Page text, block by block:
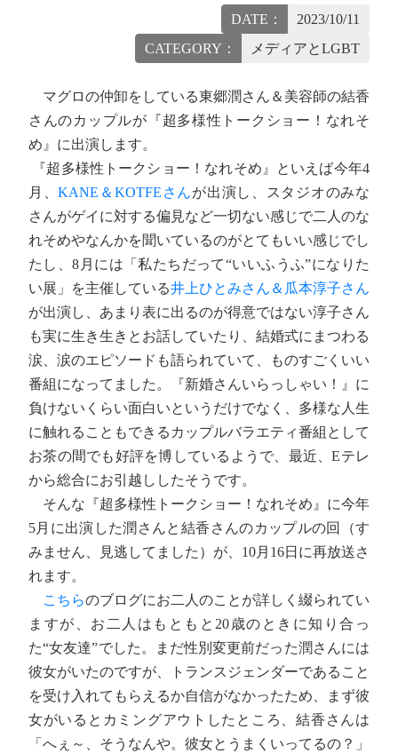
DATE：
2023/10/11
CATEGORY：
メディアとLGBT
マグロの仲卸をしている東郷潤さん＆美容師の結香
さんのカップルが『超多様性トークショー！なれそ
め』に出演します。
『超多様性トークショー！なれそめ』といえば今年4
月、KANE＆KOTFEさんが出演し、スタジオのみな
さんがゲイに対する偏見など一切ない感じで二人のな
れそめやなんかを聞いているのがとてもいい感じでし
たし、8月には「私たちだって“いいふうふ”になりた
い展」を主催している井上ひとみさん＆瓜本淳子さん
が出演し、あまり表に出るのが得意ではない淳子さん
も実に生き生きとお話していたり、結婚式にまつわる
涙、涙のエピソードも語られていて、ものすごくいい
番組になってました。『新婚さんいらっしゃい！』に
負けないくらい面白いというだけでなく、多様な人生
に触れることもできるカップルバラエティ番組として
お茶の間でも好評を博しているようで、最近、Eテレ
から総合にお引越ししたそうです。
そんな『超多様性トークショー！なれそめ』に今年
5月に出演した潤さんと結香さんのカップルの回（す
みません、見逃してました）が、10月16日に再放送さ
れます。
こちらのブログにお二人のことが詳しく綴られてい
ますが、お二人はもともと20歳のときに知り合っ
た“女友達”でした。まだ性別変更前だった潤さんには
彼女がいたのですが、トランスジェンダーであること
を受け入れてもらえるか自信がなかったため、まず彼
女がいるとカミングアウトしたところ、結香さんは
「へぇ～、そうなんや。彼女とうまくいってるの？」